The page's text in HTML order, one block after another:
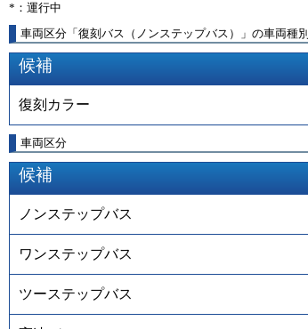
*：運行中
車両区分「復刻バス（ノンステップバス）」の車両種別
候補
復刻カラー
車両区分
候補
ノンステップバス
ワンステップバス
ツーステップバス